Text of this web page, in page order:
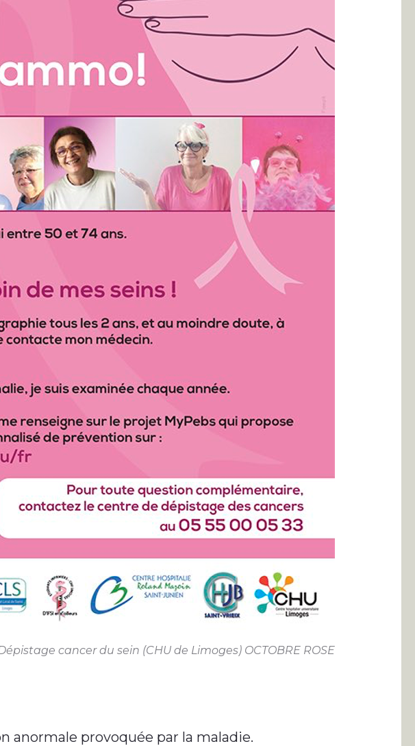
cancer du sein (CHU de Limoges) OCTOBRE ROSE
provoquée par la maladie.